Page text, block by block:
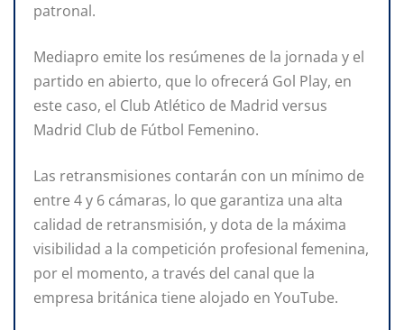
patronal.
Mediapro emite los resúmenes de la jornada y el
partido en abierto, que lo ofrecerá Gol Play, en
este caso, el Club Atlético de Madrid versus
Madrid Club de Fútbol Femenino.
Las retransmisiones contarán con un mínimo de
entre 4 y 6 cámaras, lo que garantiza una alta
calidad de retransmisión, y dota de la máxima
visibilidad a la competición profesional femenina,
por el momento, a través del canal que la
empresa británica tiene alojado en YouTube.